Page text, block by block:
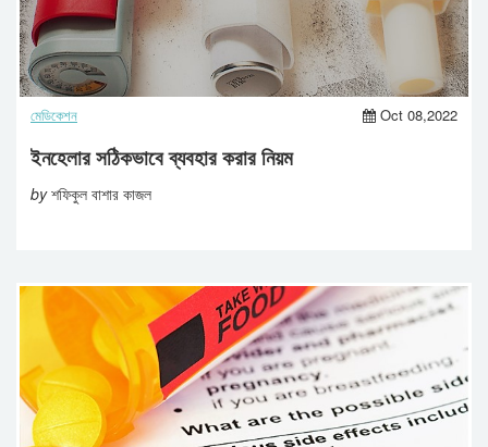
মেডিকেশন Oct 08,2022
ইনহেলার সঠিকভাবে ব্যবহার করার নিয়ম
byশফিকুল বাশার কাজল